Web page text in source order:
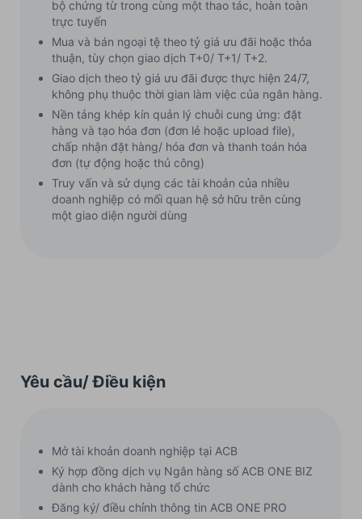
bộ chứng từ trong cùng một thao tác, hoàn toàn
trực tuyến
Mua và bán ngoại tệ theo tỷ giá ưu đãi hoặc thỏa
thuận, tùy chọn giao dịch T+0/ T+1/ T+2.
Giao dịch theo tỷ giá ưu đãi được thực hiện 24/7,
không phụ thuộc thời gian làm việc của ngân hàng.
Nền tảng khép kín quản lý chuỗi cung ứng: đặt
hàng và tạo hóa đơn (đơn lẻ hoặc upload file),
chấp nhận đặt hàng/ hóa đơn và thanh toán hóa
đơn (tự động hoặc thủ công)
Truy vấn và sử dụng các tài khoản của nhiều
doanh nghiệp có mối quan hệ sở hữu trên cùng
một giao diện người dùng
Yêu cầu/ Điều kiện
Mở tài khoản doanh nghiệp tại ACB
Ký hợp đồng dịch vụ Ngân hàng số ACB ONE BIZ
dành cho khách hàng tổ chức
Đăng ký/ điều chỉnh thông tin ACB ONE PRO